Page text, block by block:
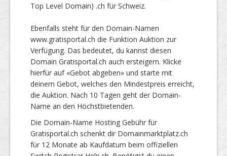
Top Level Domain) .ch für Schweiz.
Ebenfalls steht für den Domain-Namen
www.gratisportal.ch die Funktion Auktion zur
Verfügung. Das bedeutet, du kannst diesen
Domain Gratisportal.ch auch ersteigern. Klicke
hierfür auf «Gebot abgeben» und starte mit
deinem Gebot, welches den Mindestpreis erreicht,
die Auktion. Nach 10 Tagen geht der Domain-
Name an den Höchstbietenden.
Die Domain-Name Hosting Gebühr für
Gratisportal.ch schenkt dir Domainmarktplatz.ch
für 12 Monate ab Kaufdatum beim offiziellen